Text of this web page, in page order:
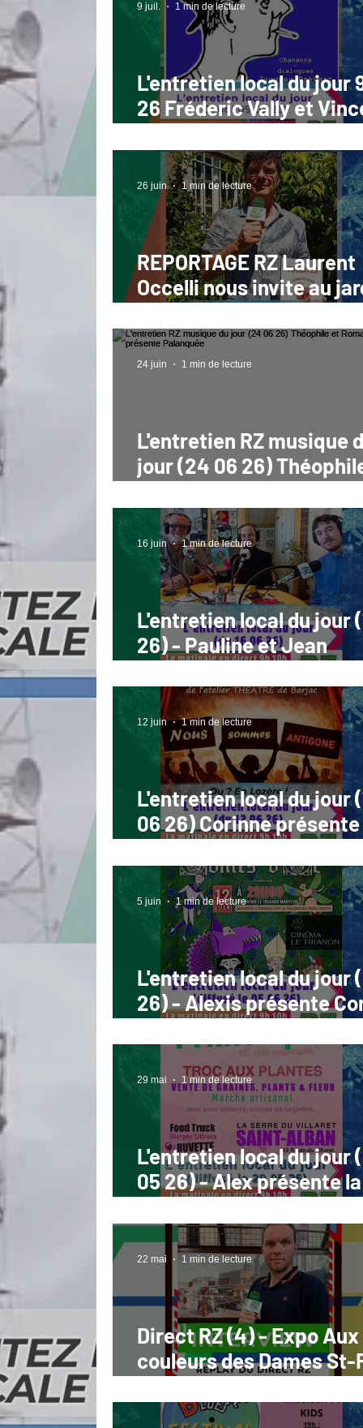
L'entretien local du jour
26 Fréderic Vally et
cinéma
9 juil. 1 min de lecture
REPORTAGE RZ Laurent
Occelli nous invite au
ouvrage (06 26)
26 juin 1 min de lecture
L'entretien RZ musique
jour (24 06 26) Théophile et
24 juin 1 min de lecture
L'entretien local du jour
26) - Pauline et Jean
musique à St Chely
21 06 26
16 juin 1 min de lecture
L'entretien local du jour
06 26) Corinne
tous Antigone" !
12 juin 1 min de lecture
L'entretien local du jour
26) - Alexis présente
5 juin 1 min de lecture
L'entretien local du jour
05 26) - Alex présente
Limagnole 31 05 26
29 mai 1 min de lecture
Direct RZ (4) - Expo Aux
couleurs des Dames St-
22 mai 1 min de lecture